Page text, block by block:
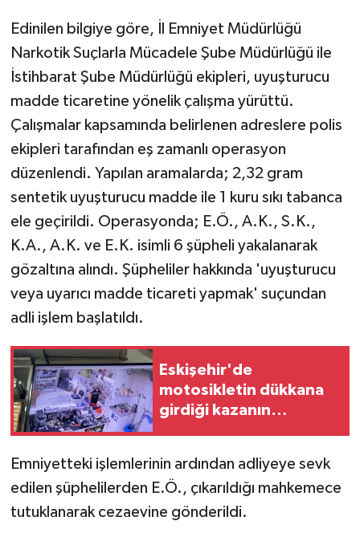
Edinilen bilgiye göre, İl Emniyet Müdürlüğü
Narkotik Suçlarla Mücadele Şube Müdürlüğü ile
İstihbarat Şube Müdürlüğü ekipleri, uyuşturucu
madde ticaretine yönelik çalışma yürüttü.
Çalışmalar kapsamında belirlenen adreslere polis
ekipleri tarafından eş zamanlı operasyon
düzenlendi. Yapılan aramalarda; 2,32 gram
sentetik uyuşturucu madde ile 1 kuru sıkı tabanca
ele geçirildi. Operasyonda; E.Ö., A.K., S.K.,
K.A., A.K. ve E.K. isimli 6 şüpheli yakalanarak
gözaltına alındı. Şüpheliler hakkında 'uyuşturucu
veya uyarıcı madde ticareti yapmak' suçundan
adli işlem başlatıldı.
Eskişehir'de
motosikletin dükkana
girdiği kazanın
Emniyetteki işlemlerinin ardından adliyeye sevk
edilen şüphelilerden E.Ö., çıkarıldığı mahkemece
tutuklanarak cezaevine gönderildi.